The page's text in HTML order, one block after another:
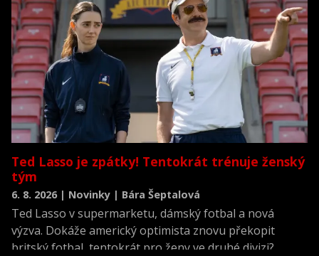
Ted Lasso je zpátky! Tentokrát trénuje ženský
tým
6. 8. 2026 | Novinky | Bára Šeptalová
Ted Lasso v supermarketu, dámský fotbal a nová
výzva. Dokáže americký optimista znovu překopit
britský fotbal, tentokrát pro ženy ve druhé divizi?